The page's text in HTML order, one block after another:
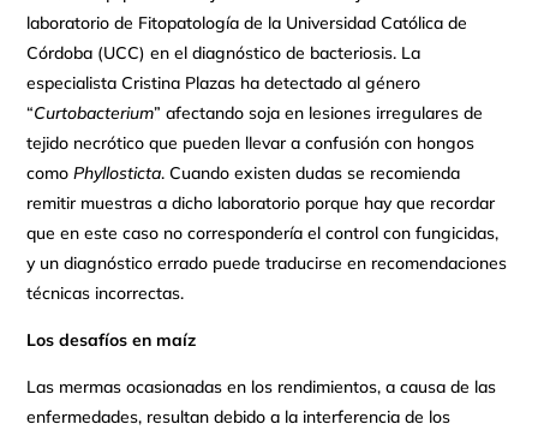
laboratorio de Fitopatología de la Universidad Católica de
Córdoba (UCC) en el diagnóstico de bacteriosis. La
especialista Cristina Plazas ha detectado al género
“Curtobacterium” afectando soja en lesiones irregulares de
tejido necrótico que pueden llevar a confusión con hongos
comoPhyllosticta. Cuando existen dudas se recomienda
remitir muestras a dicho laboratorio porque hay que recordar
que en este caso no correspondería el control con fungicidas,
y un diagnóstico errado puede traducirse en recomendaciones
técnicas incorrectas.
Los desafíos en maíz
Las mermas ocasionadas en los rendimientos, a causa de las
enfermedades, resultan debido a la interferencia de los